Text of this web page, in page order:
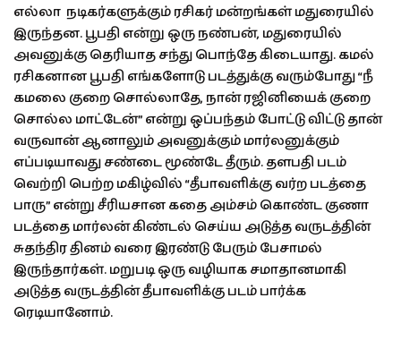
எல்லா நடிகர்களுக்கும் ரசிகர் மன்றங்கள் மதுரையில்
இருந்தன. பூபதி என்று ஒரு நண்பன், மதுரையில்
அவனுக்கு தெரியாத சந்து பொந்தே கிடையாது. கமல்
ரசிகனான பூபதி எங்களோடு படத்துக்கு வரும்போது “நீ
கமலை குறை சொல்லாதே, நான் ரஜினியைக் குறை
சொல்ல மாட்டேன்” என்று ஒப்பந்தம் போட்டு விட்டு தான்
வருவான் ஆனாலும் அவனுக்கும் மார்லனுக்கும்
எப்படியாவது சண்டை மூண்டே தீரும். தளபதி படம்
வெற்றி பெற்ற மகிழ்வில் “தீபாவளிக்கு வர்ற படத்தை
பாரு” என்று சீரியசான கதை அம்சம் கொண்ட குணா
படத்தை மார்லன் கிண்டல் செய்ய அடுத்த வருடத்தின்
சுதந்திர தினம் வரை இரண்டு பேரும் பேசாமல்
இருந்தார்கள். மறுபடி ஒரு வழியாக சமாதானமாகி
அடுத்த வருடத்தின் தீபாவளிக்கு படம் பார்க்க
ரெடியானோம்.